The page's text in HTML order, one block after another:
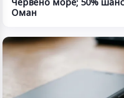
Оман